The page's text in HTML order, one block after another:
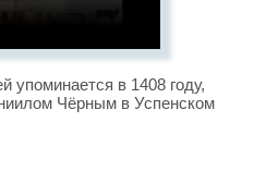
упоминается в 1408 году,
Чёрным в Успенском